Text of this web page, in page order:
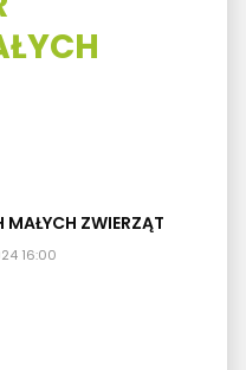
MAŁYCH ZWIERZĄT
16:00